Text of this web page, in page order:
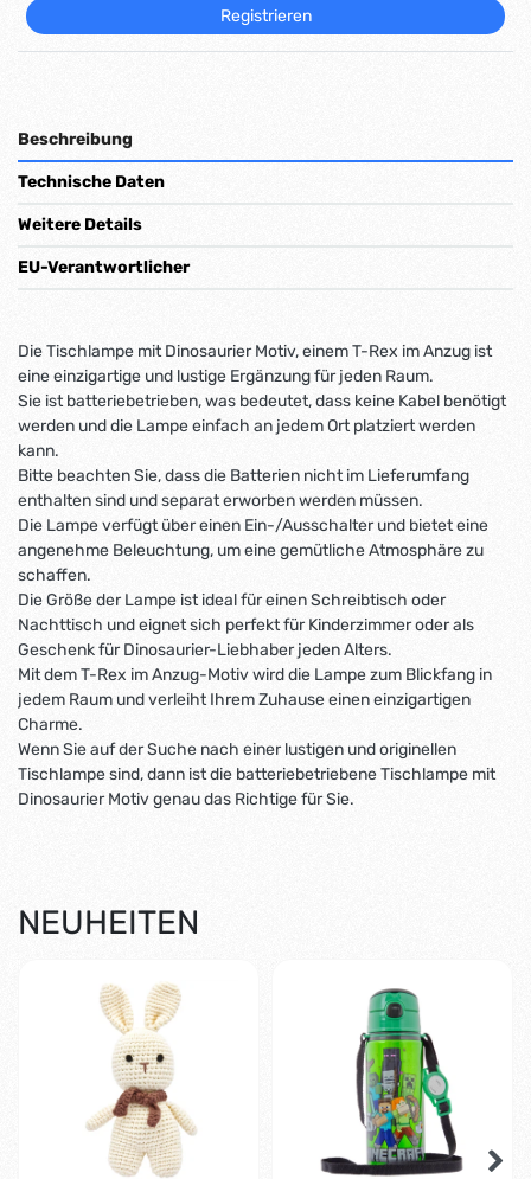
Registrieren
Beschreibung
Technische Daten
Weitere Details
EU-Verantwortlicher
Die Tischlampe mit Dinosaurier Motiv, einem T-Rex im Anzug ist
eine einzigartige und lustige Ergänzung für jeden Raum.
Sie ist batteriebetrieben, was bedeutet, dass keine Kabel benötigt
werden und die Lampe einfach an jedem Ort platziert werden
kann.
Bitte beachten Sie, dass die Batterien nicht im Lieferumfang
enthalten sind und separat erworben werden müssen.
Die Lampe verfügt über einen Ein-/Ausschalter und bietet eine
angenehme Beleuchtung, um eine gemütliche Atmosphäre zu
schaffen.
Die Größe der Lampe ist ideal für einen Schreibtisch oder
Nachttisch und eignet sich perfekt für Kinderzimmer oder als
Geschenk für Dinosaurier-Liebhaber jeden Alters.
Mit dem T-Rex im Anzug-Motiv wird die Lampe zum Blickfang in
jedem Raum und verleiht Ihrem Zuhause einen einzigartigen
Charme.
Wenn Sie auf der Suche nach einer lustigen und originellen
Tischlampe sind, dann ist die batteriebetriebene Tischlampe mit
Dinosaurier Motiv genau das Richtige für Sie.
NEUHEITEN